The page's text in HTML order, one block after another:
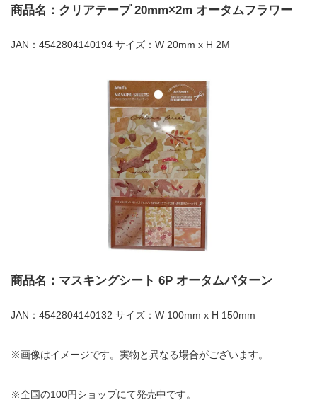
商品名：クリアテープ 20mm×2m オータムフラワー
JAN：4542804140194 サイズ：W 20mm x H 2M
商品名：マスキングシート 6P オータムパターン
JAN：4542804140132 サイズ：W 100mm x H 150mm
※画像はイメージです。実物と異なる場合がございます。
※全国の100円ショップにて発売中です。